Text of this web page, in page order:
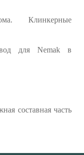
Клинкерные
для Nemak в
составная часть